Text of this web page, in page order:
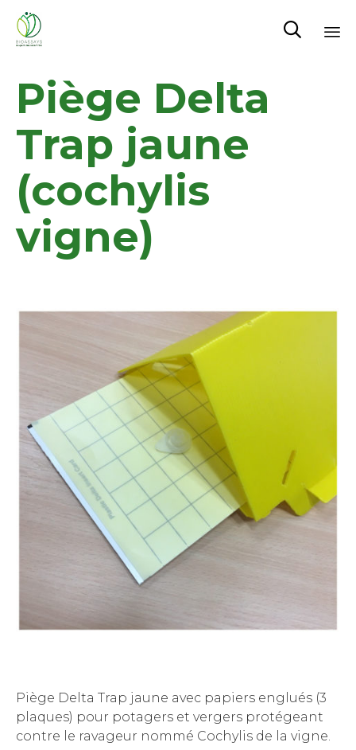

Piège Delta
Trap jaune
(cochylis
vigne)
Piège Delta Trap jaune avec papiers englués (3
plaques) pour potagers et vergers protégeant
contre le ravageur nommé Cochylis de la vigne.